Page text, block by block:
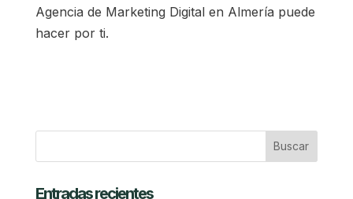
Agencia de Marketing Digital en Almería puede
hacer por ti.
Entradas recientes